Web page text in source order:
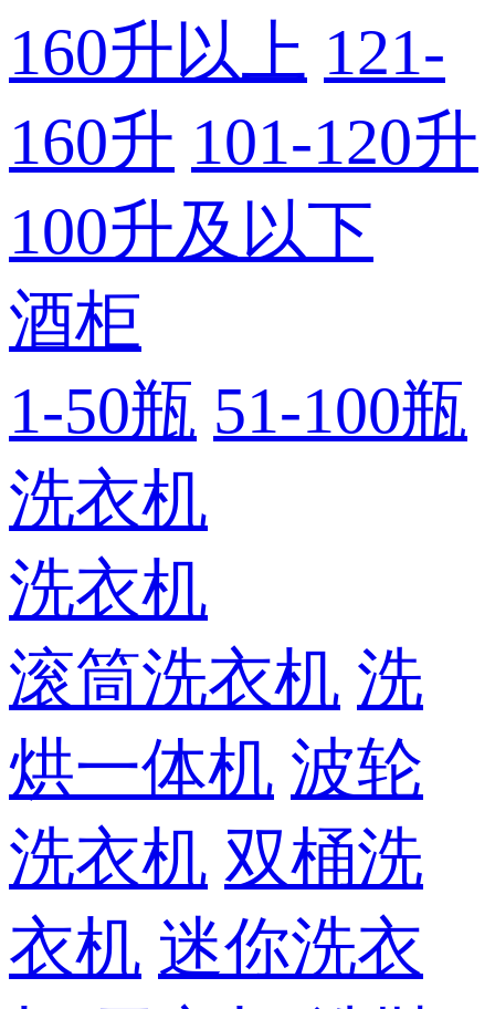
160升以上 121-
160升 101-120升
100升及以下
酒柜
1-50瓶 51-100瓶
洗衣机
洗衣机
滚筒洗衣机 洗
烘一体机 波轮
洗衣机 双桶洗
衣机 迷你洗衣